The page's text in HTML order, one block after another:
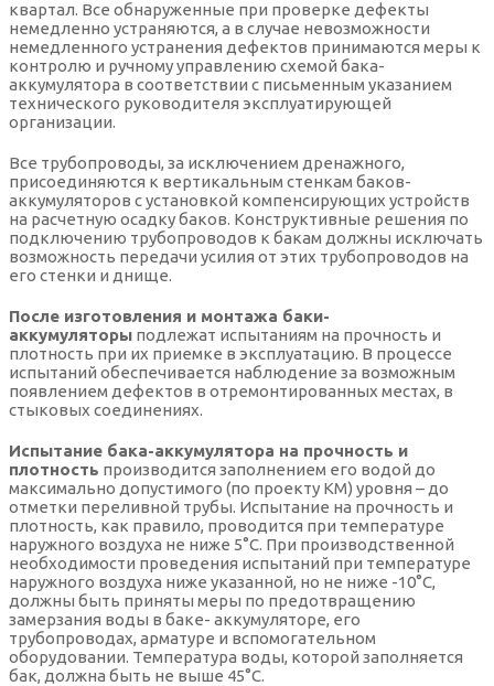
квартал. Все обнаруженные при проверке дефекты
немедленно устраняются, а в случае невозможности
немедленного устранения дефектов принимаются меры к
контролю и ручному управлению схемой бака-
аккумулятора в соответствии с письменным указанием
технического руководителя эксплуатирующей
организации.
Все трубопроводы, за исключением дренажного,
присоединяются к вертикальным стенкам баков-
аккумуляторов с установкой компенсирующих устройств
на расчетную осадку баков. Конструктивные решения по
подключению трубопроводов к бакам должны исключать
возможность передачи усилия от этих трубопроводов на
его стенки и днище.
После изготовления и монтажа баки-
аккумуляторы подлежат испытаниям на прочность и
плотность при их приемке в эксплуатацию. В процессе
испытаний обеспечивается наблюдение за возможным
появлением дефектов в отремонтированных местах, в
стыковых соединениях.
Испытание бака-аккумулятора на прочность и
плотность производится заполнением его водой до
максимально допустимого (по проекту КМ) уровня – до
отметки переливной трубы. Испытание на прочность и
плотность, как правило, проводится при температуре
наружного воздуха не ниже 5°С. При производственной
необходимости проведения испытаний при температуре
наружного воздуха ниже указанной, но не ниже -10°С,
должны быть приняты меры по предотвращению
замерзания воды в баке- аккумуляторе, его
трубопроводах, арматуре и вспомогательном
оборудовании. Температура воды, которой заполняется
бак, должна быть не выше 45°С.